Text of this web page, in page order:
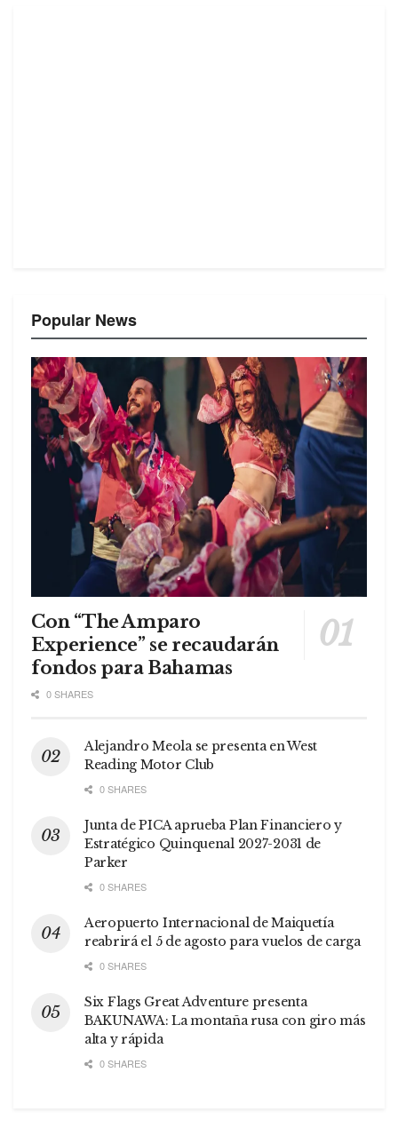
Popular News
Con “The Amparo
Experience” se recaudarán
fondos para Bahamas
0 SHARES
Alejandro Meola se presenta en West
Reading Motor Club
0 SHARES
Junta de PICA aprueba Plan Financiero y
Estratégico Quinquenal 2027-2031 de
Parker
0 SHARES
Aeropuerto Internacional de Maiquetía
reabrirá el 5 de agosto para vuelos de carga
0 SHARES
Six Flags Great Adventure presenta
BAKUNAWA: La montaña rusa con giro más
alta y rápida
0 SHARES